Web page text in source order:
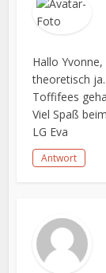
Hallo Yvonne,
theoretisch
Toffifees
Viel Spaß
LG Eva
Antwort